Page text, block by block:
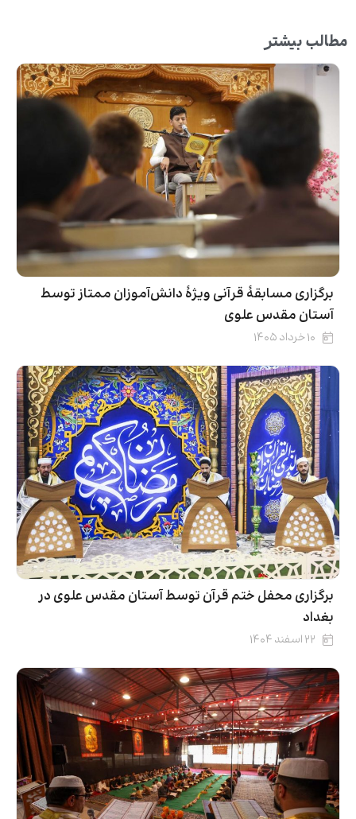
مطالب بیشتر
برگزاری مسابقۀ قرآنی ویژۀ دانش‌آموزان ممتاز توسط
آستان مقدس علوی
۱۰ خرداد ۱۴۰۵
برگزاری محفل ختم قرآن توسط آستان مقدس علوی در
بغداد
۲۲ اسفند ۱۴۰۴